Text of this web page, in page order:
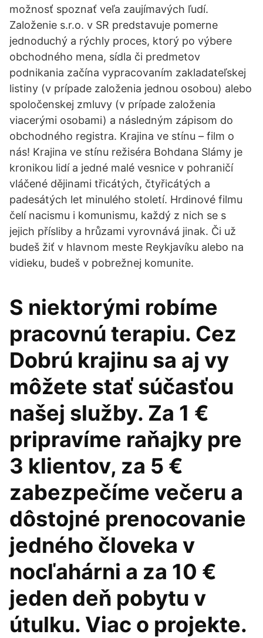
možnosť spoznať veľa zaujímavých ľudí.
Založenie s.r.o. v SR predstavuje pomerne
jednoduchý a rýchly proces, ktorý po výbere
obchodného mena, sídla či predmetov
podnikania začína vypracovaním zakladateľskej
listiny (v prípade založenia jednou osobou) alebo
spoločenskej zmluvy (v prípade založenia
viacerými osobami) a následným zápisom do
obchodného registra. Krajina ve stínu – film o
nás! Krajina ve stínu režiséra Bohdana Slámy je
kronikou lidí a jedné malé vesnice v pohraničí
vláčené dějinami třicátých, čtyřicátých a
padesátých let minulého století. Hrdinové filmu
čelí nacismu i komunismu, každý z nich se s
jejich přísliby a hrůzami vyrovnává jinak. Či už
budeš žiť v hlavnom meste Reykjavíku alebo na
vidieku, budeš v pobrežnej komunite.
S niektorými robíme
pracovnú terapiu. Cez
Dobrú krajinu sa aj vy
môžete stať súčasťou
našej služby. Za 1 €
pripravíme raňajky pre
3 klientov, za 5 €
zabezpečíme večeru a
dôstojné prenocovanie
jedného človeka v
nocľahárni a za 10 €
jeden deň pobytu v
útulku. Viac o projekte.